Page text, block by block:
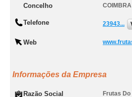
Concelho COIMBRA
Telefone 23943...
Web
Informações da Empresa
Razão Social Frutas